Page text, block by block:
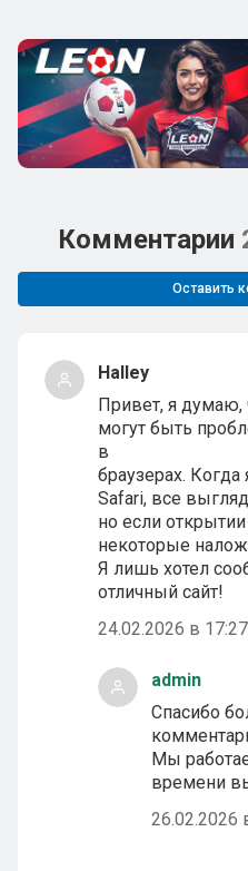
Комментарии
Оставить
Halley
Привет, я думаю,
могут быть
в
браузерах. Когда
Safari, все
но если
некоторые
Я лишь хотел
отличный сайт!
24.02.2026 в 17:27
admin
Спасибо
Мы
времени
26.02.2026